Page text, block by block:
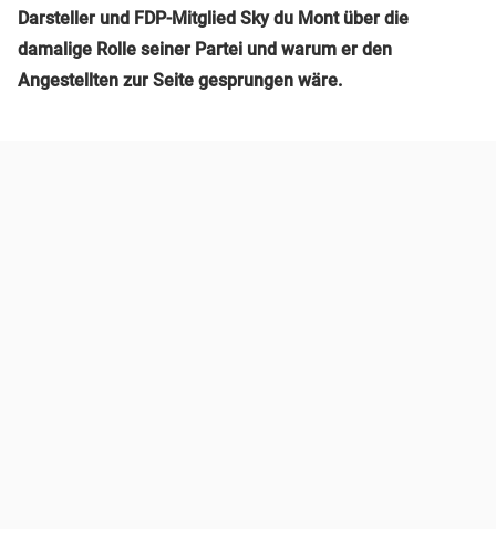
Darsteller und FDP-Mitglied Sky du Mont über die
damalige Rolle seiner Partei und warum er den
Angestellten zur Seite gesprungen wäre.